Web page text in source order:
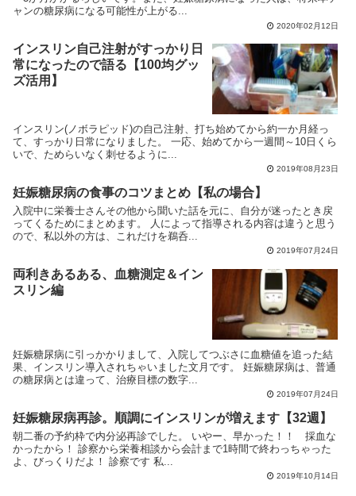
ャンの糖尿病になる可能性が上がる...
2020年02月12日
インスリン自己注射がすっかり日
常になったので語る【100均グッ
ズ活用】
インスリン(ノボラピッド)の自己注射、打ち始めてから約一か月経っ
て、すっかり日常になりました。 一応、始めてから一週間～10日くら
いで、ためらいなく刺せるように...
2019年08月23日
妊娠糖尿病の食事のコツまとめ【私の場合】
入院中に栄養士さんその他から聞いた話を元に、自分が迷ったとき戻
ってくるためにまとめます。 人によって指導される内容は違うと思う
ので、私以外の方は、これだけを鵜呑...
2019年07月24日
両利きあるある、血糖測定＆イン
スリン編
妊娠糖尿病に引っかかりまして、入院してつぶさに血糖値を追った結
果、インスリン導入されちゃいました文月です。 妊娠糖尿病は、普通
の糖尿病とは違って、治療目標の数字...
2019年07月24日
妊娠糖尿病再診。順調にインスリンが増えます【32週】
朝二番の予約枠で内分泌再診でした。 いやー、早かった！！ 採血な
かったから！ 診察から栄養相談から会計まで1時間で終わっちゃった
よ、びっくりだよ！ 診察です 私...
2019年10月14日